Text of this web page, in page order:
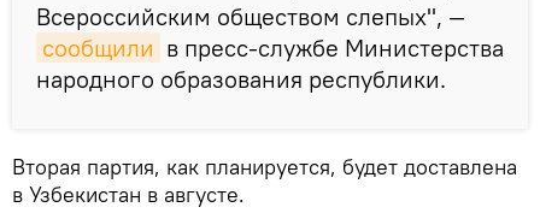
Всероссийским обществом слепых", —
сообщили в пресс-службе Министерства
народного образования республики.
Вторая партия, как планируется, будет доставлена
в Узбекистан в августе.